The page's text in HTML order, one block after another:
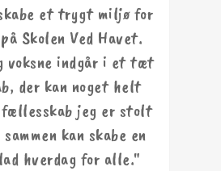
et trygt miljø for
Skolen Ved Havet.
voksne indgår i et tæt
der kan noget helt
jeg er stolt
kan skabe en
hverdag for alle."